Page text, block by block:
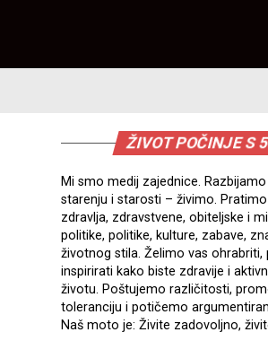
ŽIVOT POČINJE S
Mi smo medij zajednice.
starenju i starosti – živimo.
zdravlja, zdravstvene, obiteljske i
politike, politike, kulture, zabave,
životnog stila. Želimo vas ohrabriti,
inspirirati kako biste zdravije i
životu. Poštujemo različitosti,
toleranciju i potičemo
Naš moto je: Živite zadovoljno,